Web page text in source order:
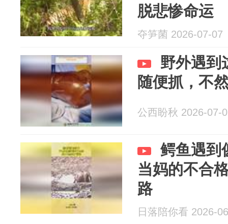
脱悲惨命运
夺笋菌 2026-07-07
野外遇到
随便抓，不
公西盼秋 2026-07-
鳄鱼遇到
当妈的不合
路
日落陪你看 2026-